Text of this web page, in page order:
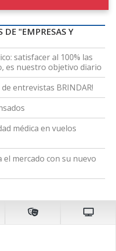
DE "EMPRESAS Y
satisfacer al 100% las
es nuestro objetivo diario
entrevistas BRINDAR!
médica en vuelos
el mercado con su nuevo